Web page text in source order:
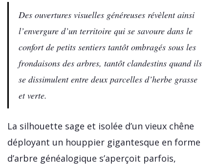
Des ouvertures visuelles généreuses révèlent ainsi
l’envergure d’un territoire qui se savoure dans le
confort de petits sentiers tantôt ombragés sous les
frondaisons des arbres, tantôt clandestins quand ils
se dissimulent entre deux parcelles d’herbe grasse
et verte.
La silhouette sage et isolée d’un vieux chêne
déployant un houppier gigantesque en forme
d’arbre généalogique s’aperçoit parfois,